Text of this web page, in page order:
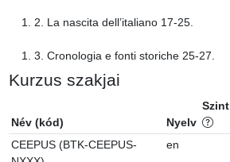
1. 2. La nascita dell’italiano 17-25.
1. 3. Cronologia e fonti storiche 25-27.
Kurzus szakjai
Név (kód) Nyelv
Szint
CEEPUS (BTK-CEEPUS-
en